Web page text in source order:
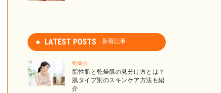
LATEST POSTS 新着記事
乾燥肌
脂性肌と乾燥肌の見分け方とは？
肌タイプ別のスキンケア方法も紹
介